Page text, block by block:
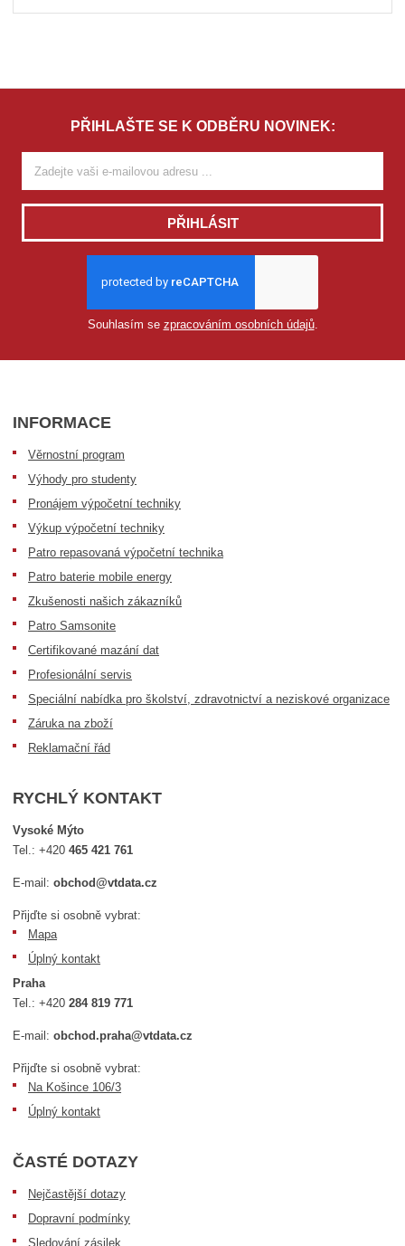
PŘIHLAŠTE SE K ODBĚRU NOVINEK:
PŘIHLÁSIT
Souhlasím se zpracováním osobních údajů.
INFORMACE
Věrnostní program
Výhody pro studenty
Pronájem výpočetní techniky
Výkup výpočetní techniky
Patro repasovaná výpočetní technika
Patro baterie mobile energy
Zkušenosti našich zákazníků
Patro Samsonite
Certifikované mazání dat
Profesionální servis
Speciální nabídka pro školství, zdravotnictví a neziskové organizace
Záruka na zboží
Reklamační řád
RYCHLÝ KONTAKT
Vysoké Mýto
Tel.:+420465 421 761
E-mail:obchod@vtdata.cz
Přijďte si osobně vybrat:
Mapa
Úplný kontakt
Praha
Tel.:+420284 819 771
E-mail:obchod.praha@vtdata.cz
Přijďte si osobně vybrat:
Na Košince 106/3
Úplný kontakt
ČASTÉ DOTAZY
Nejčastější dotazy
Dopravní podmínky
Sledování zásilek